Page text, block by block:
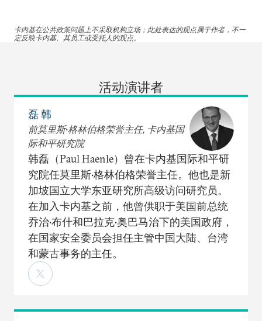
卡内基在公共政策问题上不采取机构立场；此处表达的观点属于作者，不一
定反映卡内基、其员工或受托人的观点。
活动演讲者
磊 韩
前莫里斯•格林伯格荣誉主任, 卡内基国
际和平研究院
韩磊（Paul Haenle）曾在卡内基国际和平研
究院任莫里斯•格林伯格荣誉主任。他也是新
加坡国立大学东亚研究所高级访问研究员。
在加入卡内基之前，他曾供职于美国前总统
乔治•布什和巴拉克•奥巴马治下的美国政府，
在国家安全委员会担任主管中国大陆、台湾
和蒙古事务的主任。